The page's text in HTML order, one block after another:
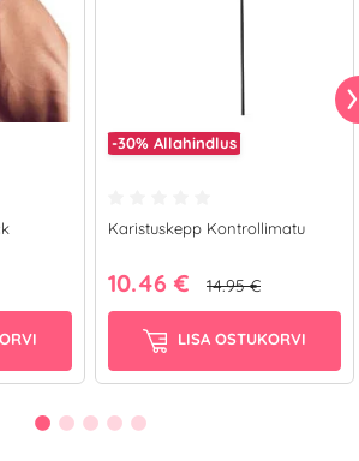
-30% Allahindlus
Karistuskepp Kontrollimatu
10.46 € 14.95 €
LISA OSTUKORVI